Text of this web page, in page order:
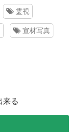
霊視
宣材写真
来る